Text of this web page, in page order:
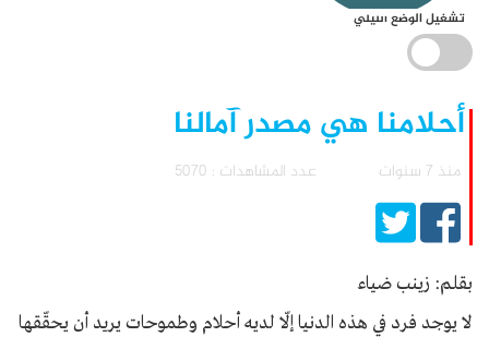
تشغيل الوضع الليلي
أحلامنا هي مصدر آمالنا
منذ 7 سنوات عدد المشاهدات : 5070
بقلم: زينب ضياء
لا يوجد فرد في هذه الدنيا إلّا لديه أحلام وطموحات يريد أن يحقّقها